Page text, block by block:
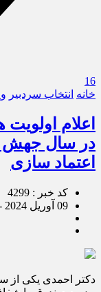
16
خانه انتخاب سردبیر
اعلام
در سال جهش
اعتماد سازی
کد خبر : 4299
09 آوریل 2024 - 12:48
دکتر احمدی یکی از